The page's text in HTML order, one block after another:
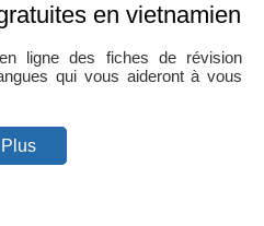
en vietnamien
ligne des fiches de révision
qui vous aideront à vous
Plus